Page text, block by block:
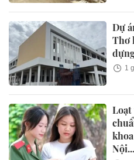
Dự
Thơ
1
Nội...